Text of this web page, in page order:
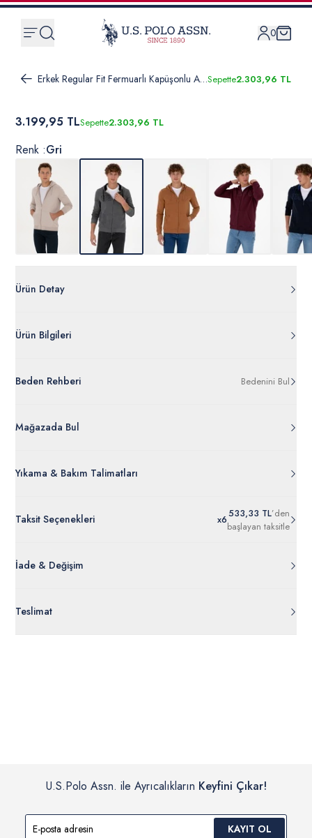
0
Erkek Regular Fit Fermuarlı Kapüşonlu Antrasit Melanj Örme HırkaSepette2.303,96 TL
3.199,95 TLSepette2.303,96 TL
Renk :Gri
Ürün Detay
Ürün Bilgileri
%85 Pamuk %15 Poliester
Ürün Bilgileri Ayrıntılarını Görüntüle
Beden Rehberi Bedenini Bul
Mağazada Bul
Yıkama & Bakım Talimatları
Taksit Seçenekleri x6533,33 TL’den
başlayan taksitle
İade & Değişim
açılmamış ürünlerde
Teslimat
U.S.Polo Assn. ile Ayrıcalıkların Keyfini Çıkar!
KAYIT OL